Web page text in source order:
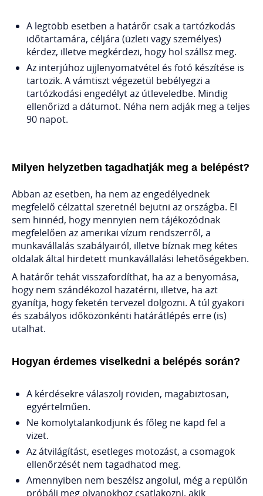
A legtöbb esetben a határőr csak a tartózkodás
időtartamára, céljára (üzleti vagy személyes)
kérdez, illetve megkérdezi, hogy hol szállsz meg.
Az interjúhoz ujjlenyomatvétel és fotó készítése is
tartozik. A vámtiszt végezetül bebélyegzi a
tartózkodási engedélyt az útleveledbe. Mindig
ellenőrizd a dátumot. Néha nem adják meg a teljes
90 napot.
Milyen helyzetben tagadhatják meg a belépést?
Abban az esetben, ha nem az engedélyednek
megfelelő célzattal szeretnél bejutni az országba. El
sem hinnéd, hogy mennyien nem tájékozódnak
megfelelően az amerikai vízum rendszerről, a
munkavállalás szabályairól, illetve bíznak meg kétes
oldalak által hirdetett munkavállalási lehetőségekben.
A határőr tehát visszafordíthat, ha az a benyomása,
hogy nem szándékozol hazatérni, illetve, ha azt
gyanítja, hogy feketén tervezel dolgozni. A túl gyakori
és szabályos időközönkénti határátlépés erre (is)
utalhat.
Hogyan érdemes viselkedni a belépés során?
A kérdésekre válaszolj röviden, magabiztosan,
egyértelműen.
Ne komolytalankodjunk és főleg ne kapd fel a
vizet.
Az átvilágítást, esetleges motozást, a csomagok
ellenőrzését nem tagadhatod meg.
Amennyiben nem beszélsz angolul, még a repülőn
próbálj meg olyanokhoz csatlakozni, akik